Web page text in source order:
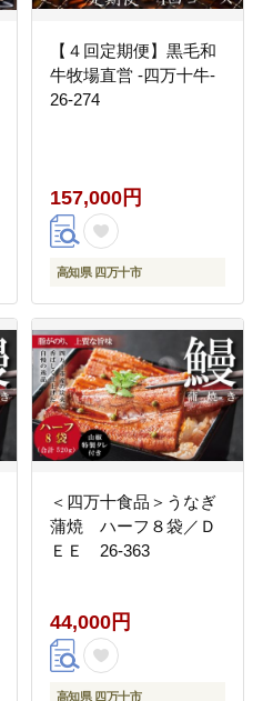
【４回定期便】黒毛和
牛牧場直営 -四万十牛-
26-274
157,000円
高知県 四万十市
＜四万十食品＞うなぎ
蒲焼 ハーフ８袋／Ｄ
ＥＥ 26-363
44,000円
高知県 四万十市